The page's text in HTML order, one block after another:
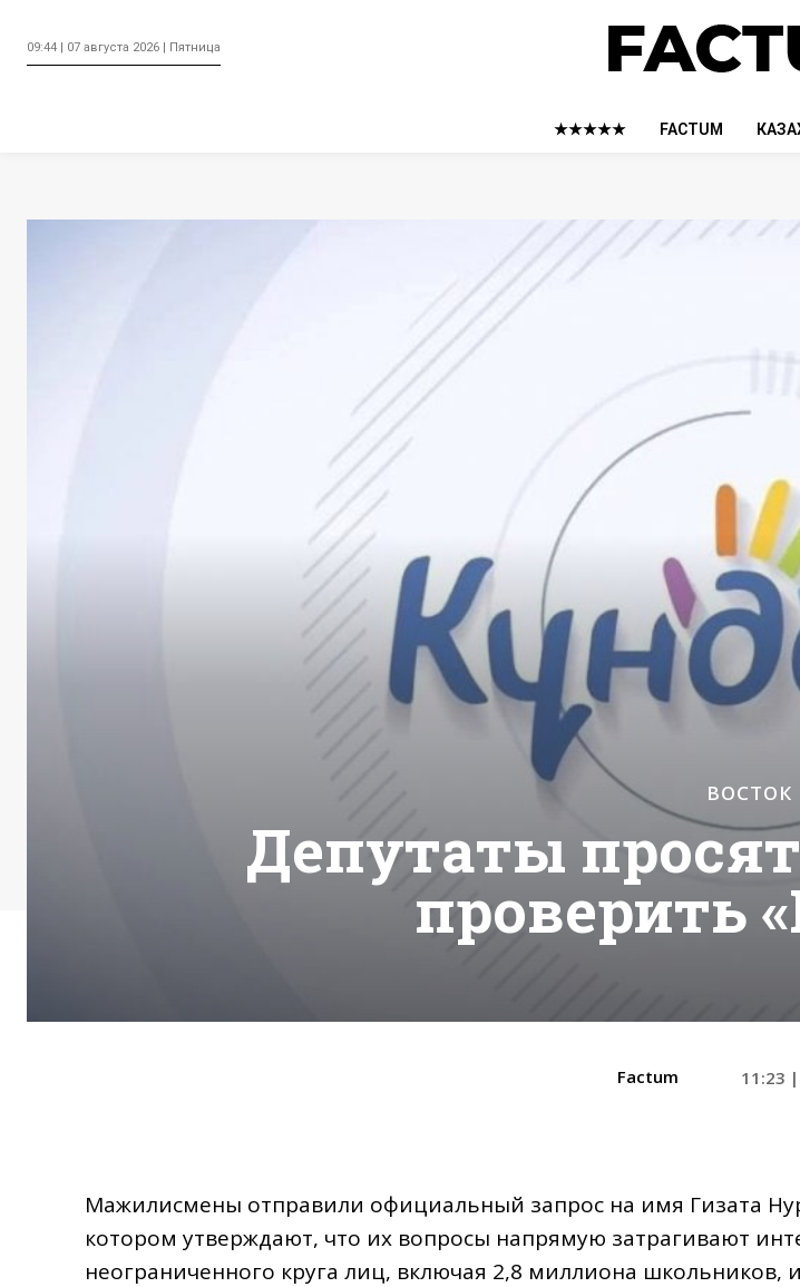
09:44 | 07 августа 2026 | Пятница
★★★★★ FACTUM
ВОСТОК
Депутаты
проверить
Factum 11:23
Мажилисмены отправили официальный запрос на имя Гизата
котором утверждают, что их вопросы напрямую затрагивают
неограниченного круга лиц, включая 2,8 миллиона школьников,